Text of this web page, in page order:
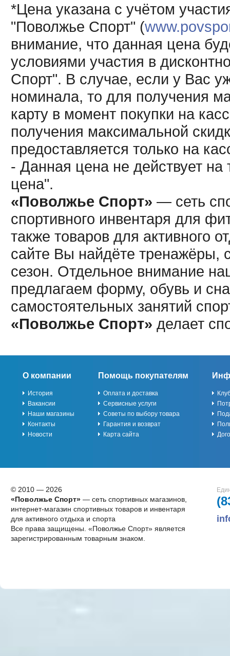
*Цена указана с учётом
"Поволжье Спорт" (
внимание, что данная цена
условиями участия в
Спорт". В случае, если у Вас
номинала, то для получения
карту в момент покупки на
получения максимальной
предоставляется только на
- Данная цена не действует
цена".
«Поволжье Спорт» — сеть
спортивного инвентаря для
также товаров для активного
сайте Вы найдёте тренажёры,
сезон. Отдельное внимание
предлагаем форму, обувь и
самостоятельных занятий
«Поволжье Спорт» делает
О компании
История
Вакансии
Наши магазины
Контакты
Новости
Помощь покупателям
Оплата и доставка
Сервисные услуги
Советы по выбору товара
Гарантия и возврат
Карта сайта
© 2010 — 2026
«Поволжье Спорт»— сеть спортивных магазинов,
интернет-магазин спортивных товаров и инвентаря
для активного отдыха и спорта
Все права защищены. «Поволжье Спорт» является
зарегистрированным товарным знаком.